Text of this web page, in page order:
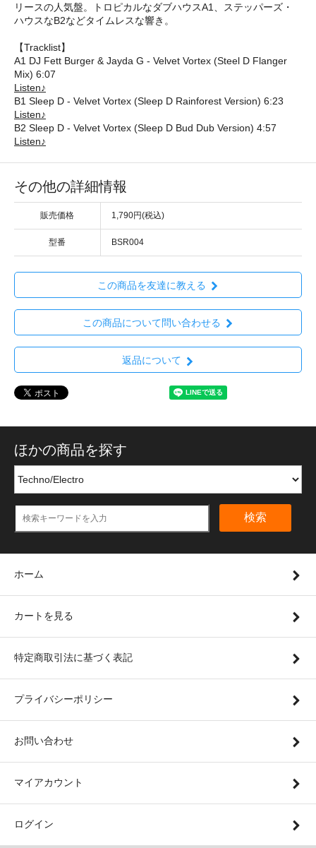
リースの人気盤。トロピカルなダブハウスA1、ステッパーズ・
ハウスなB2などタイムレスな響き。
【Tracklist】
A1 DJ Fett Burger & Jayda G - Velvet Vortex (Steel D Flanger
Mix) 6:07
Listen♪
B1 Sleep D - Velvet Vortex (Sleep D Rainforest Version) 6:23
Listen♪
B2 Sleep D - Velvet Vortex (Sleep D Bud Dub Version) 4:57
Listen♪
その他の詳細情報
販売価格 1,790円(税込)
型番 BSR004
この商品を友達に教える
この商品について問い合わせる
返品について
ほかの商品を探す
検索
ホーム
カートを見る
特定商取引法に基づく表記
プライバシーポリシー
お問い合わせ
マイアカウント
ログイン